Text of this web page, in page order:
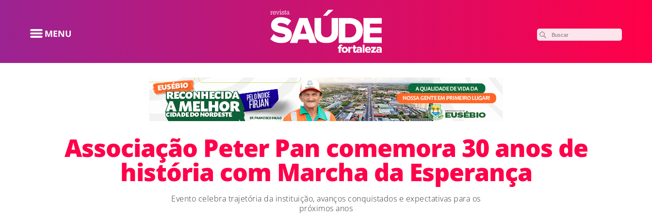
Associação Peter Pan comemora 30 anos de
história com Marcha da Esperança
Evento celebra trajetória da instituição, avanços conquistados e expectativas para os
próximos anos